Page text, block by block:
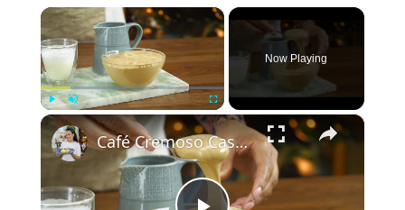
×
Play Unmute Fullscreen
Now Playing
×
Café Cremoso Caseiro